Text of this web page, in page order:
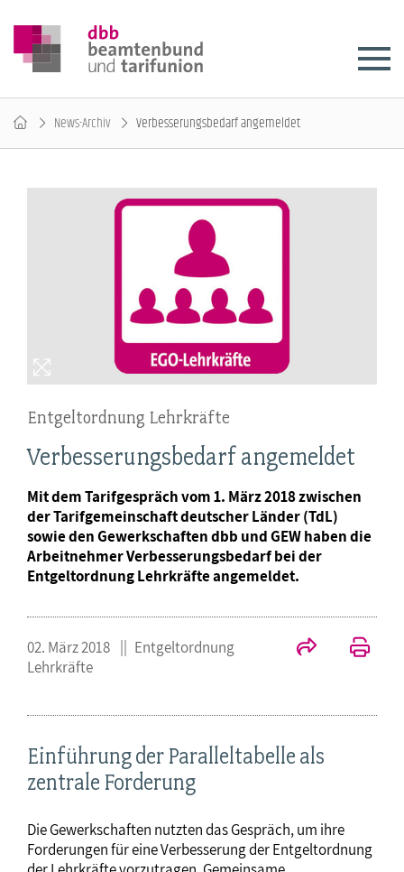
News-Archiv Verbesserungsbedarf angemeldet
Entgeltordnung Lehrkräfte
Verbesserungsbedarf angemeldet
Mit dem Tarifgespräch vom 1. März 2018 zwischen
der Tarifgemeinschaft deutscher Länder (TdL)
sowie den Gewerkschaften dbb und GEW haben die
Arbeitnehmer Verbesserungsbedarf bei der
Entgeltordnung Lehrkräfte angemeldet.
02. März 2018
Entgeltordnung
Lehrkräfte
Einführung der Paralleltabelle als
zentrale Forderung
Die Gewerkschaften nutzten das Gespräch, um ihre
Forderungen für eine Verbesserung der Entgeltordnung